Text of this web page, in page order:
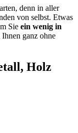
denn in aller
von selbst. Etwas
Sie ein wenig in
ganz ohne
Holz